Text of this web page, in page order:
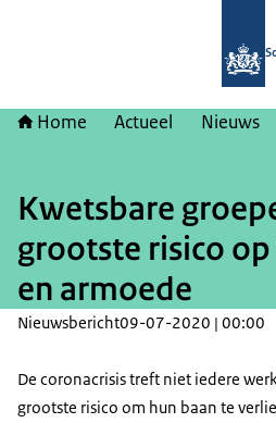
Home Actueel Nieuws
Kwetsbare
grootste risico
en armoede
Nieuwsbericht09-07-2020 | 00:00
De coronacrisis treft niet iedere
grootste risico om hun baan te